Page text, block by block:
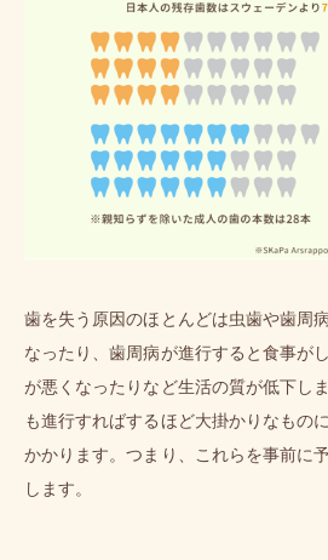
歯を失う原因のほとんどは虫歯や歯周
なったり、歯周病が進行すると食事が
が悪くなったりなど生活の質が低下し
も進行すればするほど大掛かりなもの
かかります。つまり、これらを事前に
します。